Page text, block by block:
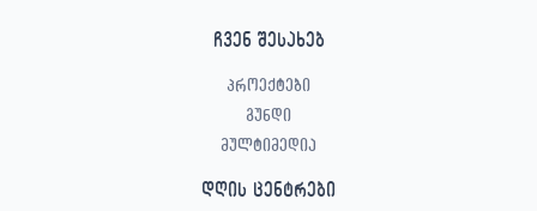
ჩვენ შესახებ
პროექტები
გუნდი
მულტიმედია
დღის ცენტრები